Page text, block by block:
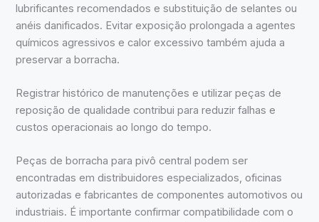
lubrificantes recomendados e substituição de selantes ou
anéis danificados. Evitar exposição prolongada a agentes
químicos agressivos e calor excessivo também ajuda a
preservar a borracha.
Registrar histórico de manutenções e utilizar peças de
reposição de qualidade contribui para reduzir falhas e
custos operacionais ao longo do tempo.
Peças de borracha para pivô central podem ser
encontradas em distribuidores especializados, oficinas
autorizadas e fabricantes de componentes automotivos ou
industriais. É importante confirmar compatibilidade com o